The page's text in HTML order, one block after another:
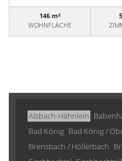
146 m²
WOHNFLÄCHE
5
Alsbach-Hähnlein
Bad König Bad König /
Brensbach / Höllerbach